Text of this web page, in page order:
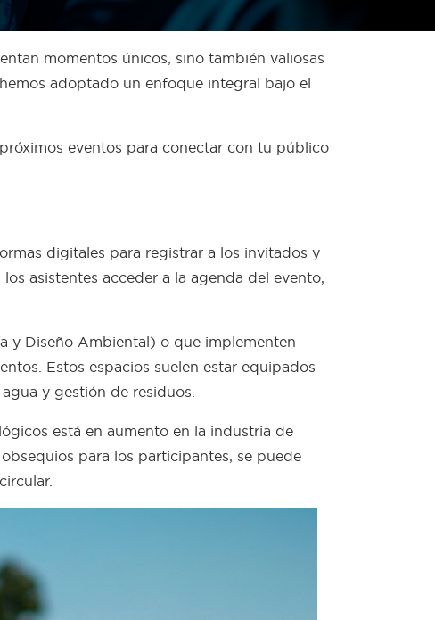
momentos únicos, sino también valiosas
adoptado un enfoque integral bajo el
eventos para conectar con tu público
digitales para registrar a los invitados y
asistentes acceder a la agenda del evento,
y Diseño Ambiental) o que implementen
Estos espacios suelen estar equipados
y gestión de residuos.
está en aumento en la industria de
para los participantes, se puede